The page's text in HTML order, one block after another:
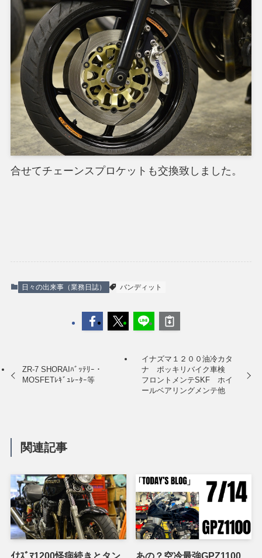
合せてチェーンスプロケットも交換致しました。
日々の出来事（業務日誌） バンディット
ZR-7 SHORAIﾊﾞｯﾃﾘｰ・
MOSFETﾚｷﾞｭﾚｰﾀｰ等
イナズマ１２００油冷カタ
ナ ポッキリバイク車検
フロントメンテSKF ホイ
ールベアリングメンテ他
関連記事
ｲﾅｽﾞﾏ1200怪病続きとタン あの？空冷最強GPZ1100